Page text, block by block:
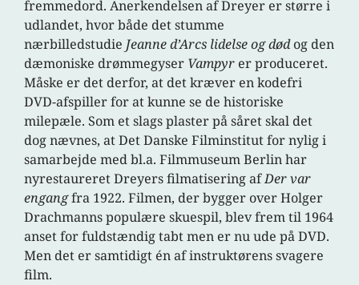
fremmedord. Anerkendelsen af Dreyer er større i
udlandet, hvor både det stumme
nærbilledstudie Jeanne d’Arcs lidelse og dødog den
dæmoniske drømmegyser Vampyr er produceret.
Måske er det derfor, at det kræver en kodefri
DVD-afspiller for at kunne se de historiske
milepæle. Som et slags plaster på såret skal det
dog nævnes, at Det Danske Filminstitut for nylig i
samarbejde med bl.a. Filmmuseum Berlin har
nyrestaureret Dreyers filmatisering afDer var
engangfra 1922. Filmen, der bygger over Holger
Drachmanns populære skuespil, blev frem til 1964
anset for fuldstændig tabt men er nu ude på DVD.
Men det er samtidigt én af instruktørens svagere
film.